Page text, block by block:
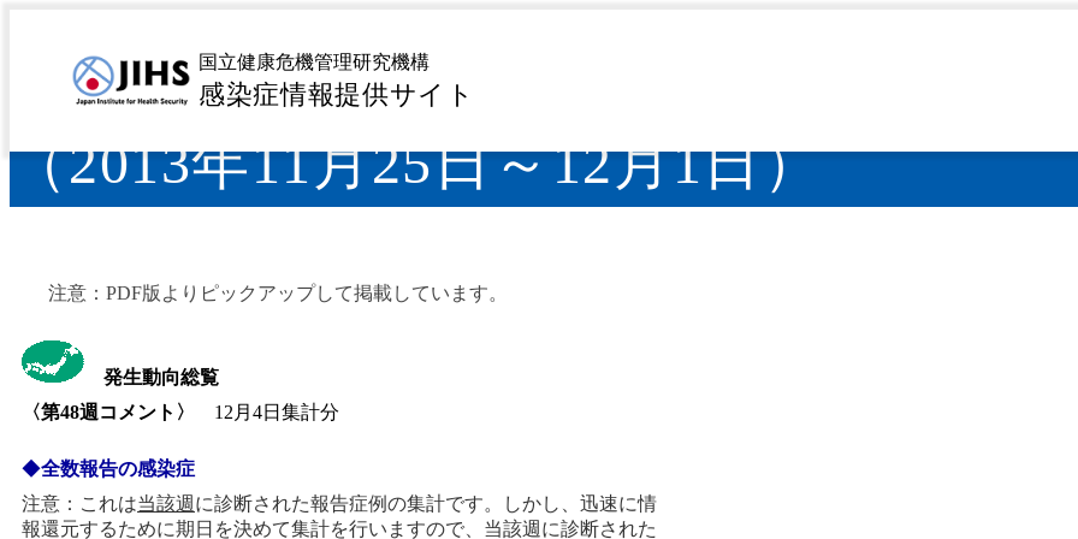
国立健康危機管理研究機構
感染症情報提供サイト
IDWR 2013年第48号＜発生動向総覧＞
（2013年11月25日～12月1日）
注意：PDF版よりピックアップして掲載しています。
発生動向総覧
〈第48週コメント〉 12月4日集計分
◆全数報告の感染症
注意：これは当該週 に診断された報告症例の集計です。しかし、迅速に情
報還元するために期日を決めて集計を行いますので、当該週に診断された